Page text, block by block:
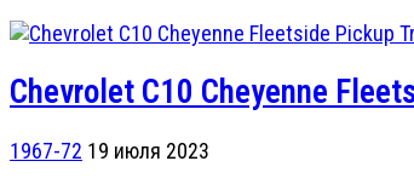
Chevrolet C10 Cheyenne
1967-72 19 июля 2023